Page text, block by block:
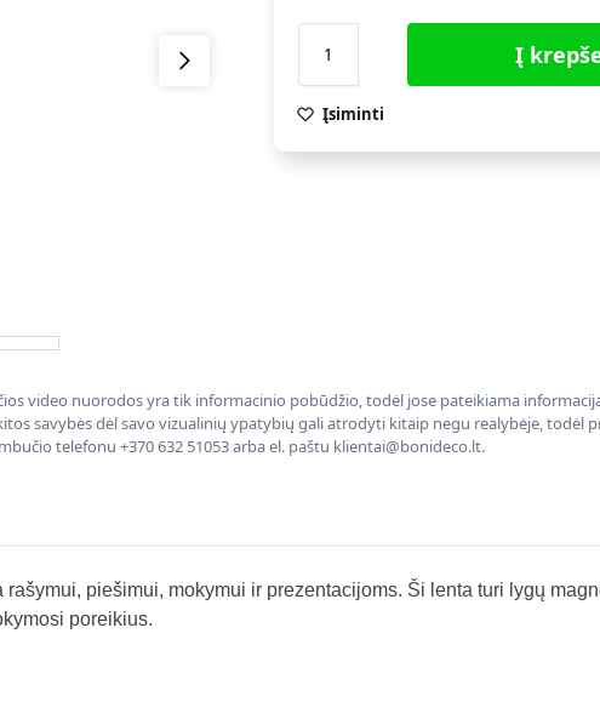
Į
Įsiminti
video nuorodos yra tik informacinio pobūdžio, todėl jose pateikiama
savybės dėl savo vizualinių ypatybių gali atrodyti kitaip negu realybėje, todėl
telefonu +370 632 51053 arba el. paštu klientai@bonideco.lt.
piešimui, mokymui ir prezentacijoms. Ši lenta turi lygų
poreikius.